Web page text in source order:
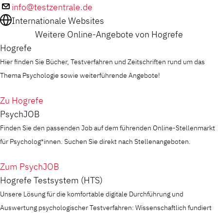
info@testzentrale.de
Internationale Websites
Weitere Online-Angebote von Hogrefe
Hogrefe
Hier finden Sie Bücher, Testverfahren und Zeitschriften rund um das
Thema Psychologie sowie weiterführende Angebote!
Zu Hogrefe
PsychJOB
Finden Sie den passenden Job auf dem führenden Online-Stellenmarkt
für Psycholog*innen. Suchen Sie direkt nach Stellenangeboten.
Zum PsychJOB
Hogrefe Testsystem (HTS)
Unsere Lösung für die komfortable digitale Durchführung und
Auswertung psychologischer Testverfahren: Wissenschaftlich fundiert